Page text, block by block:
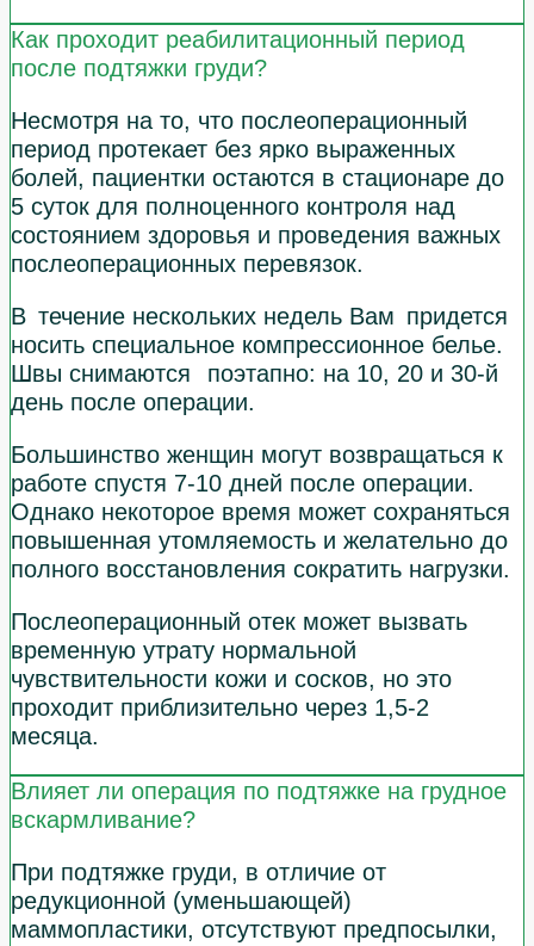
Как проходит реабилитационный период
после подтяжки груди?
Несмотря на то, что послеоперационный
период протекает без ярко выраженных
болей, пациентки остаются в стационаре до
5 суток для полноценного контроля над
состоянием здоровья и проведения важных
послеоперационных перевязок.
В течение нескольких недель Вам придется
носить специальное компрессионное белье.
Швы снимаются поэтапно: на 10, 20 и 30-й
день после операции.
Большинство женщин могут возвращаться к
работе спустя 7-10 дней после операции.
Однако некоторое время может сохраняться
повышенная утомляемость и желательно до
полного восстановления сократить нагрузки.
Послеоперационный отек может вызвать
временную утрату нормальной
чувствительности кожи и сосков, но это
проходит приблизительно через 1,5-2
месяца.
Влияет ли операция по подтяжке на грудное
вскармливание?
При подтяжке груди, в отличие от
редукционной (уменьшающей)
маммопластики, отсутствуют предпосылки,